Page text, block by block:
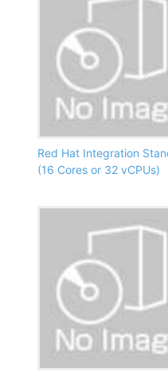
Red Hat Integration
(16 Cores or 32 vCPUs)